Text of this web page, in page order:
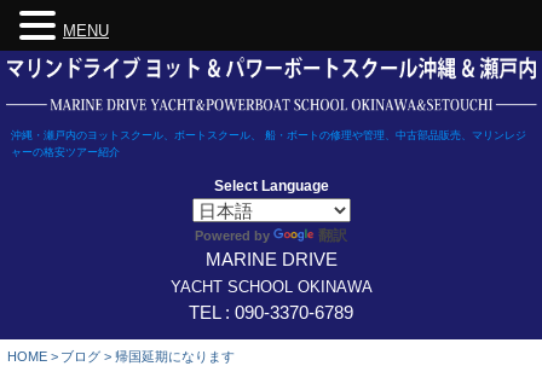
Skip
content
沖縄・瀬戸内のヨットスクール、ボートスクール、 船・ボートの修理や管理、中古部品販売、マリンレジ
ャーの格安ツアー紹介
Select Language
Powered by 翻訳
MARINE DRIVE
YACHT SCHOOL OKINAWA
TEL : 090-3370-6789
HOME > ブログ > 帰国延期になります
MENU